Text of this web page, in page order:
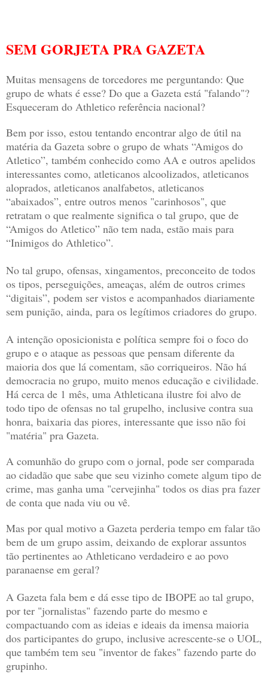
SEM GORJETA PRA GAZETA
Muitas mensagens de torcedores me perguntando: Que
grupo de whats é esse? Do que a Gazeta está "falando"?
Esqueceram do Athletico referência nacional?
Bem por isso, estou tentando encontrar algo de útil na
matéria da Gazeta sobre o grupo de whats “Amigos do
Atletico”, também conhecido como AA e outros apelidos
interessantes como, atleticanos alcoolizados, atleticanos
aloprados, atleticanos analfabetos, atleticanos
“abaixados”, entre outros menos "carinhosos", que
retratam o que realmente significa o tal grupo, que de
“Amigos do Atletico” não tem nada, estão mais para
“Inimigos do Athletico”.
No tal grupo, ofensas, xingamentos, preconceito de todos
os tipos, perseguições, ameaças, além de outros crimes
“digitais”, podem ser vistos e acompanhados diariamente
sem punição, ainda, para os legítimos criadores do grupo.
A intenção oposicionista e política sempre foi o foco do
grupo e o ataque as pessoas que pensam diferente da
maioria dos que lá comentam, são corriqueiros. Não há
democracia no grupo, muito menos educação e civilidade.
Há cerca de 1 mês, uma Athleticana ilustre foi alvo de
todo tipo de ofensas no tal grupelho, inclusive contra sua
honra, baixaria das piores, interessante que isso não foi
"matéria" pra Gazeta.
A comunhão do grupo com o jornal, pode ser comparada
ao cidadão que sabe que seu vizinho comete algum tipo de
crime, mas ganha uma "cervejinha" todos os dias pra fazer
de conta que nada viu ou vê.
Mas por qual motivo a Gazeta perderia tempo em falar tão
bem de um grupo assim, deixando de explorar assuntos
tão pertinentes ao Athleticano verdadeiro e ao povo
paranaense em geral?
A Gazeta fala bem e dá esse tipo de IBOPE ao tal grupo,
por ter "jornalistas" fazendo parte do mesmo e
compactuando com as ideias e ideais da imensa maioria
dos participantes do grupo, inclusive acrescente-se o UOL,
que também tem seu "inventor de fakes" fazendo parte do
grupinho.